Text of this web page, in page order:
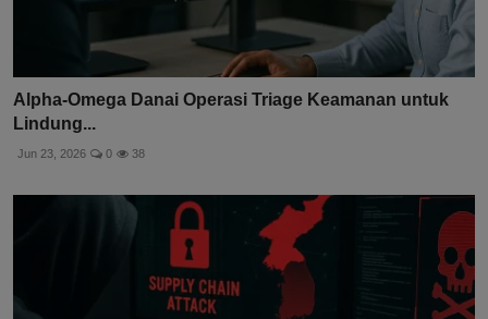
Alpha-Omega Danai Operasi Triage Keamanan untuk
Lindung...
Jun 23, 2026 0 38